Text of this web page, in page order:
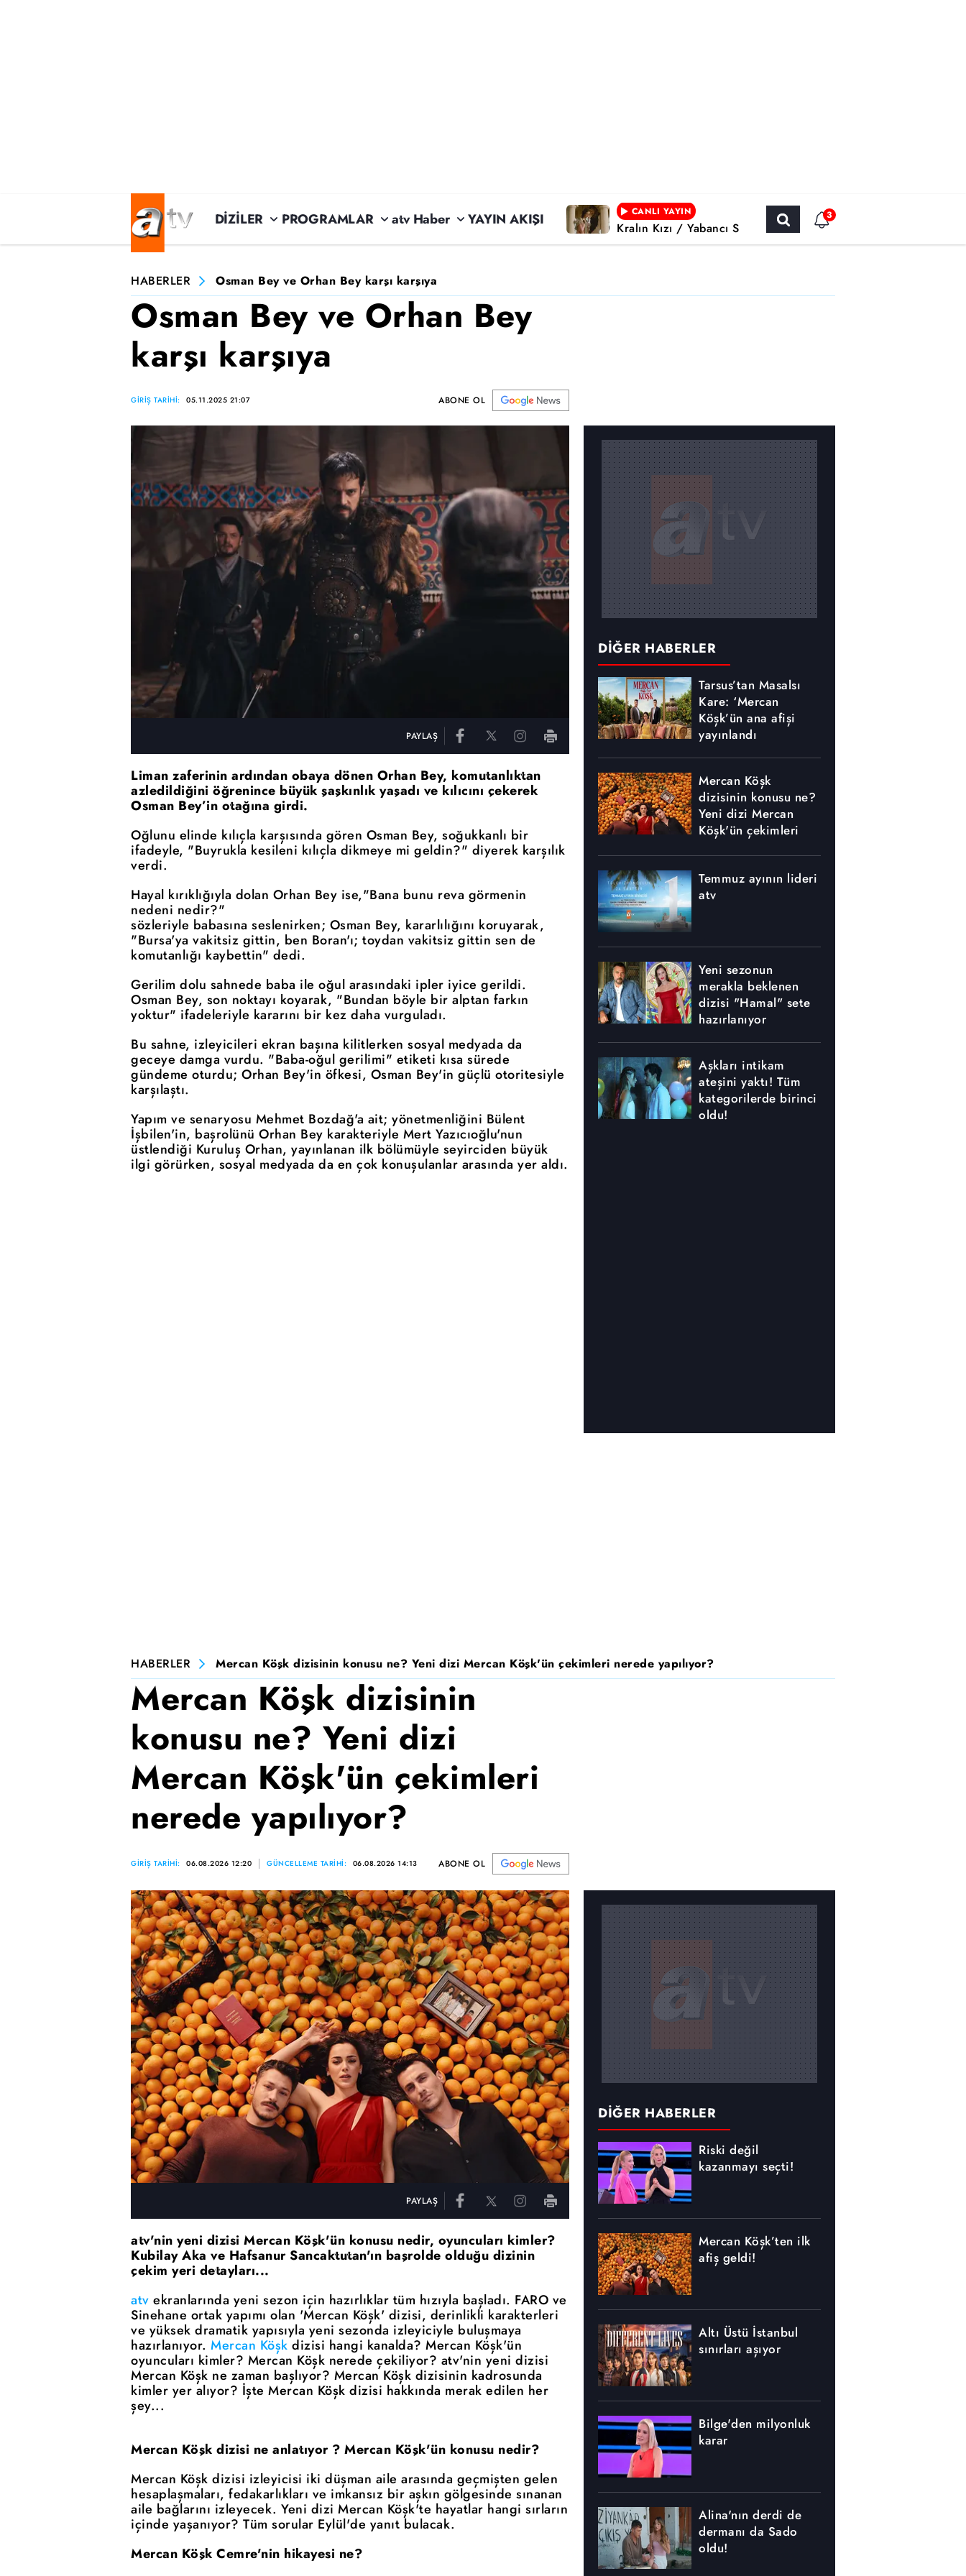
DİZİLER PROGRAMLAR atv Haber YAYIN AKIŞI CANLI YAYIN
Kralın Kızı / Yabancı Sinema
3
HABERLER Osman Bey ve Orhan Bey karşı karşıya
Osman Bey ve Orhan Bey
karşı karşıya
GİRİŞ TARİHİ: 05.11.2025 21:07 ABONE OL
PAYLAŞ
Liman zaferinin ardından obaya dönen Orhan Bey, komutanlıktan
azledildiğini öğrenince büyük şaşkınlık yaşadı ve kılıcını çekerek
Osman Bey’in otağına girdi.
Oğlunu elinde kılıçla karşısında gören Osman Bey, soğukkanlı bir
ifadeyle, "Buyrukla kesileni kılıçla dikmeye mi geldin?" diyerek karşılık
verdi.
Hayal kırıklığıyla dolan Orhan Bey ise,"Bana bunu reva görmenin
nedeni nedir?"
sözleriyle babasına seslenirken; Osman Bey, kararlılığını koruyarak,
"Bursa'ya vakitsiz gittin, ben Boran'ı; toydan vakitsiz gittin sen de
komutanlığı kaybettin" dedi.
Gerilim dolu sahnede baba ile oğul arasındaki ipler iyice gerildi.
Osman Bey, son noktayı koyarak, "Bundan böyle bir alptan farkın
yoktur" ifadeleriyle kararını bir kez daha vurguladı.
Bu sahne, izleyicileri ekran başına kilitlerken sosyal medyada da
geceye damga vurdu. "Baba-oğul gerilimi" etiketi kısa sürede
gündeme oturdu; Orhan Bey'in öfkesi, Osman Bey'in güçlü otoritesiyle
karşılaştı.
Yapım ve senaryosu Mehmet Bozdağ'a ait; yönetmenliğini Bülent
İşbilen'in, başrolünü Orhan Bey karakteriyle Mert Yazıcıoğlu'nun
üstlendiği Kuruluş Orhan, yayınlanan ilk bölümüyle seyirciden büyük
ilgi görürken, sosyal medyada da en çok konuşulanlar arasında yer aldı.
DİĞER HABERLER
Tarsus’tan Masalsı
Kare: ‘Mercan
Köşk’ün ana afişi
yayınlandı
Mercan Köşk
dizisinin konusu ne?
Yeni dizi Mercan
Köşk'ün çekimleri
Temmuz ayının lideri
atv
Yeni sezonun
merakla beklenen
dizisi "Hamal" sete
hazırlanıyor
Aşkları intikam
ateşini yaktı! Tüm
kategorilerde birinci
oldu!
HABERLER Mercan Köşk dizisinin konusu ne? Yeni dizi Mercan Köşk'ün çekimleri nerede yapılıyor?
Mercan Köşk dizisinin
konusu ne? Yeni dizi
Mercan Köşk'ün çekimleri
nerede yapılıyor?
GİRİŞ TARİHİ: 06.08.2026 12:20 GÜNCELLEME TARİHİ: 06.08.2026 14:13 ABONE OL
PAYLAŞ
atv'nin yeni dizisi Mercan Köşk'ün konusu nedir, oyuncuları kimler?
Kubilay Aka ve Hafsanur Sancaktutan'ın başrolde olduğu dizinin
çekim yeri detayları...
atv ekranlarında yeni sezon için hazırlıklar tüm hızıyla başladı. FARO ve
Sinehane ortak yapımı olan 'Mercan Köşk' dizisi, derinlikli karakterleri
ve yüksek dramatik yapısıyla yeni sezonda izleyiciyle buluşmaya
hazırlanıyor. Mercan Köşk dizisi hangi kanalda? Mercan Köşk'ün
oyuncuları kimler? Mercan Köşk nerede çekiliyor? atv'nin yeni dizisi
Mercan Köşk ne zaman başlıyor? Mercan Köşk dizisinin kadrosunda
kimler yer alıyor? İşte Mercan Köşk dizisi hakkında merak edilen her
şey...
Mercan Köşk dizisi ne anlatıyor ? Mercan Köşk'ün konusu nedir?
Mercan Köşk dizisi izleyicisi iki düşman aile arasında geçmişten gelen
hesaplaşmaları, fedakarlıkları ve imkansız bir aşkın gölgesinde sınanan
aile bağlarını izleyecek. Yeni dizi Mercan Köşk'te hayatlar hangi sırların
içinde yaşanıyor? Tüm sorular Eylül'de yanıt bulacak.
Mercan Köşk Cemre'nin hikayesi ne?
DİĞER HABERLER
Riski değil
kazanmayı seçti!
Mercan Köşk’ten ilk
afiş geldi!
Altı Üstü İstanbul
sınırları aşıyor
Bilge'den milyonluk
karar
Alina'nın derdi de
dermanı da Sado
oldu!